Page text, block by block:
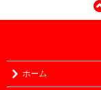
ホーム